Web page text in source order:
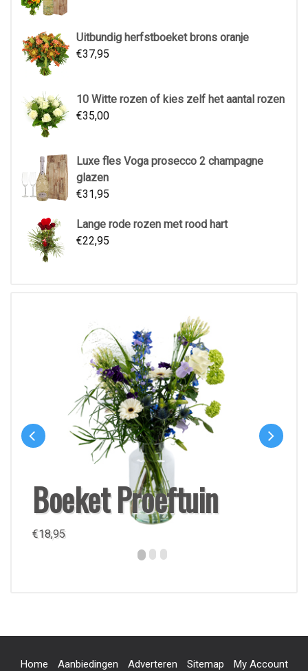
Uitbundig herfstboeket brons oranje
€37,95
10 Witte rozen of kies zelf het aantal rozen
€35,00
Luxe fles Voga prosecco 2 champagne
glazen
€31,95
Lange rode rozen met rood hart
€22,95
Boeket Proeftuin
€18,95
Home Aanbiedingen Adverteren Sitemap My Account